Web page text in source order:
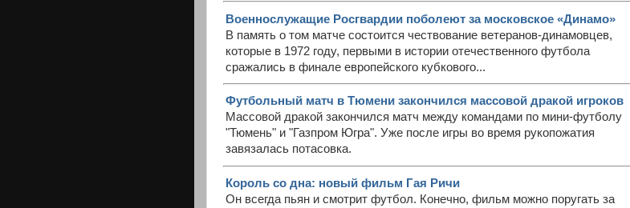
Военнослужащие Росгвардии поболеют за московское «Динамо»
В память о том матче состоится чествование ветеранов-динамовцев,
которые в 1972 году, первыми в истории отечественного футбола
сражались в финале европейского кубкового...
Футбольный матч в Тюмени закончился массовой дракой игроков
Массовой дракой закончился матч между командами по мини-футболу
"Тюмень" и "Газпром Югра". Уже после игры во время рукопожатия
завязалась потасовка.
Король со дна: новый фильм Гая Ричи
Он всегда пьян и смотрит футбол. Конечно, фильм можно поругать за